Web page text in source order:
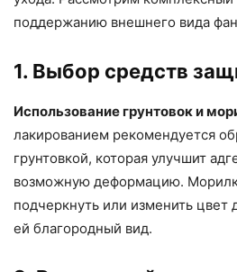
поддержанию внешнего вида
1. Выбор средств
Использование грунтовок и
лакированием рекомендуется
грунтовкой, которая улучшит
возможную деформацию.
подчеркнуть или изменить цвет
ей благородный вид.